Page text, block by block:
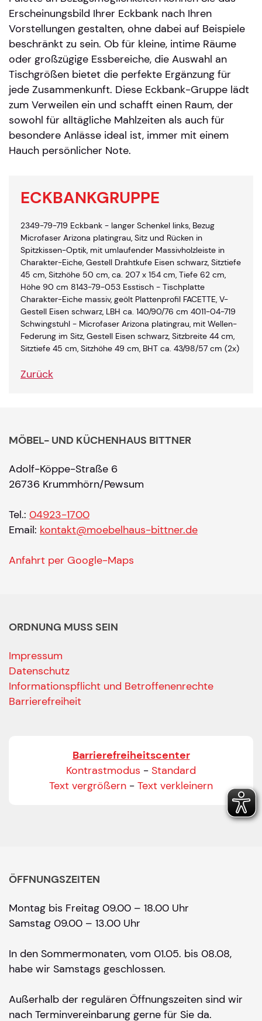
Erscheinungsbild Ihrer Eckbank nach Ihren
Vorstellungen gestalten, ohne dabei auf Beispiele
beschränkt zu sein. Ob für kleine, intime Räume
oder großzügige Essbereiche, die Auswahl an
Tischgrößen bietet die perfekte Ergänzung für
jede Zusammenkunft. Diese Eckbank-Gruppe lädt
zum Verweilen ein und schafft einen Raum, der
sowohl für alltägliche Mahlzeiten als auch für
besondere Anlässe ideal ist, immer mit einem
Hauch persönlicher Note.
ECKBANKGRUPPE
2349-79-719 Eckbank - langer Schenkel links, Bezug
Microfaser Arizona platingrau, Sitz und Rücken in
Spitzkissen-Optik, mit umlaufender Massivholzleiste in
Charakter-Eiche, Gestell Drahtkufe Eisen schwarz, Sitztiefe
45 cm, Sitzhöhe 50 cm, ca. 207 x 154 cm, Tiefe 62 cm,
Höhe 90 cm 8143-79-053 Esstisch - Tischplatte
Charakter-Eiche massiv, geölt Plattenprofil FACETTE, V-
Gestell Eisen schwarz, LBH ca. 140/90/76 cm 4011-04-719
Schwingstuhl - Microfaser Arizona platingrau, mit Wellen-
Federung im Sitz, Gestell Eisen schwarz, Sitzbreite 44 cm,
Sitztiefe 45 cm, Sitzhöhe 49 cm, BHT ca. 43/98/57 cm (2x)
Zurück
MÖBEL- UND KÜCHENHAUS BITTNER
Adolf-Köppe-Straße 6
26736 Krummhörn/Pewsum
Tel.: 04923-1700
Email: kontakt@moebelhaus-bittner.de
Anfahrt per Google-Maps
ORDNUNG MUSS SEIN
Impressum
Datenschutz
Informationspflicht und Betroffenenrechte
Barrierefreiheit
Barrierefreiheitscenter
Kontrastmodus - Standard
Text vergrößern - Text verkleinern
ÖFFNUNGSZEITEN
Montag bis Freitag 09.00 – 18.00 Uhr
Samstag 09.00 – 13.00 Uhr
In den Sommermonaten, vom 01.05. bis 08.08,
habe wir Samstags geschlossen.
Außerhalb der regulären Öffnungszeiten sind wir
nach Terminvereinbarung gerne für Sie da.